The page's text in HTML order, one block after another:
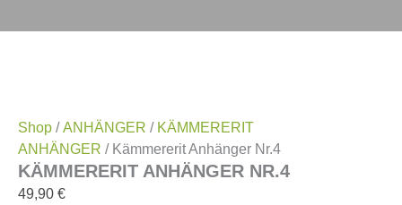
Shop /ANHÄNGER / KÄMMERERIT
ANHÄNGER / Kämmererit Anhänger Nr.4
KÄMMERERIT ANHÄNGER NR.4
49,90 €